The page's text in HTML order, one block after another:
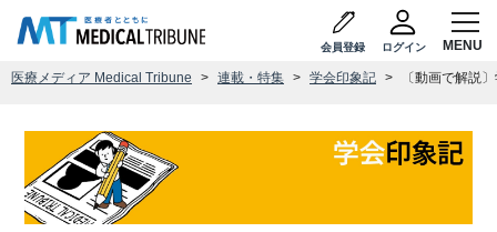
会員登録 ログイン
医療メディア Medical Tribune 連載・特集 学会印象記 〔動画で解説